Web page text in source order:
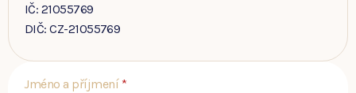
IČ: 21055769
DIČ: CZ-21055769
Jméno a příjmení *